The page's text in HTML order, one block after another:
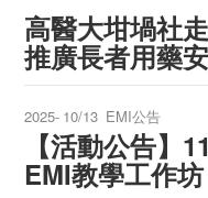
高醫大坩堝社
推廣長者用藥
2025- 10/13 EMI公告
【活動公告】
EMI教學工作坊